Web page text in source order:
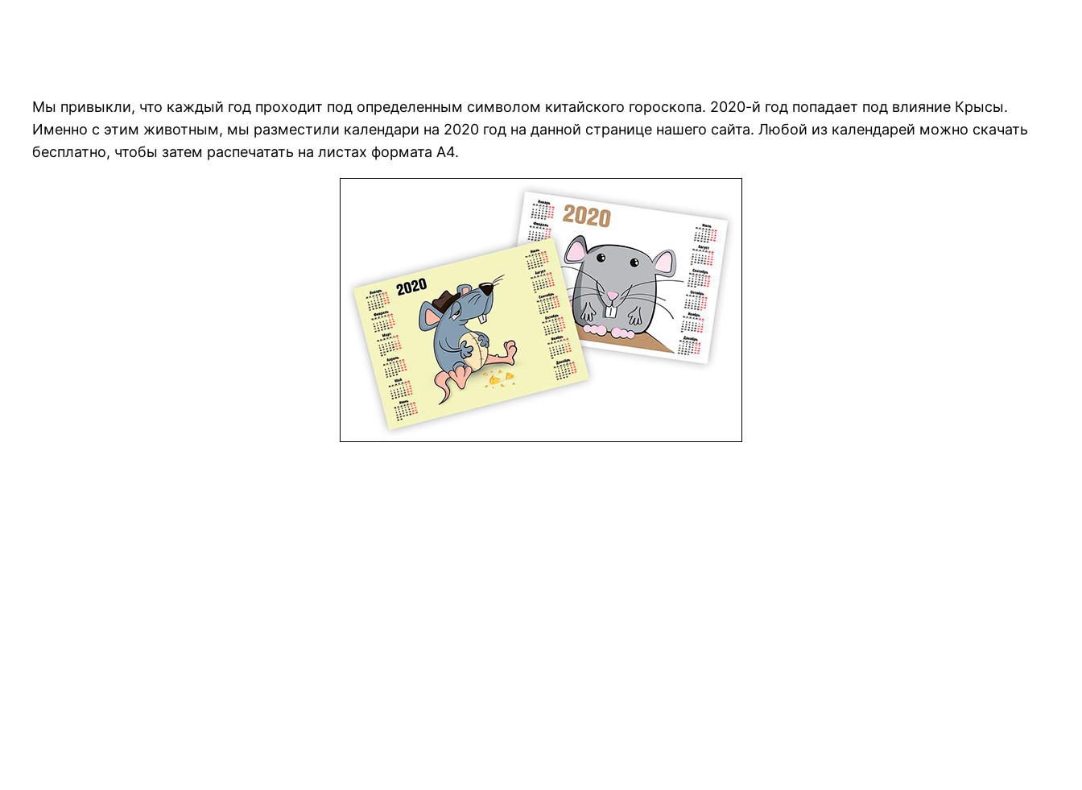
Мы привыкли, что каждый год проходит под определенным символом китайского гороскопа. 2020-й год попадает под влияние Крысы.
Именно с этим животным, мы разместили календари на 2020 год на данной странице нашего сайта. Любой из календарей можно скачать
бесплатно, чтобы затем распечатать на листах формата А4.